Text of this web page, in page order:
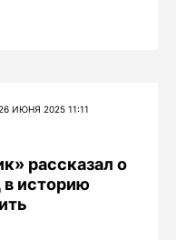
ИЮНЯ 2025 11:11
рассказал о
в историю